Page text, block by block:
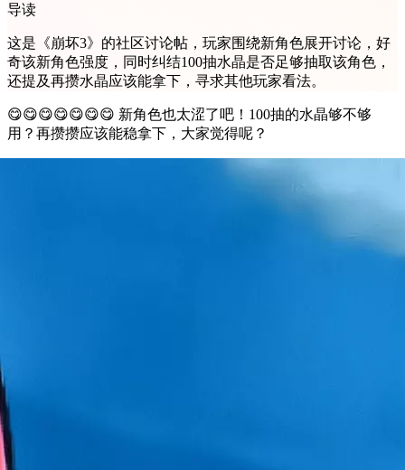
导读
这是《崩坏3》的社区讨论帖，玩家围绕新角色展开讨论，好
奇该新角色强度，同时纠结100抽水晶是否足够抽取该角色，
还提及再攒水晶应该能拿下，寻求其他玩家看法。
😋😋😋😋😋😋😋 新角色也太涩了吧！100抽的水晶够不够
用？再攒攒应该能稳拿下，大家觉得呢？